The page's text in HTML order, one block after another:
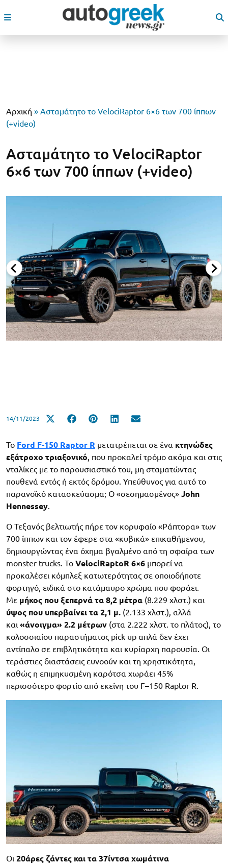
Αρχική » Ασταμάτητο το VelociRaptor 6×6 των 700 ίππων
(+video)
Ασταμάτητο το VelociRaptor
6×6 των 700 ίππων (+video)
14/11/2023
Το Ford F-150 Raptor R μετατρέπεται σε ένα κτηνώδες
εξάτροχο τριαξονικό, που προκαλεί τρόμο ακόμα και στις
νταλίκες με το παρουσιαστικό του, μη σταματώντας
πουθενά εντός ή εκτός δρόμου. Υπεύθυνος για αυτό το
παρανοϊκό κατασκεύασμα; Ο «σεσημασμένος» John
Hennessey.
O Τεξανός βελτιωτής πήρε τον κορυφαίο «Ράπτορα» των
700 ίππων και τον έφερε στα «κυβικά» επικαθήμενου,
δημιουργώντας ένα όχημα βγαλμένο από τη σφαίρα των
monster trucks. Το VelociRaptoR 6×6 μπορεί να
προκαλέσει κόμπλεξ κατωτερότητας σε οποιοδήποτε
φορτηγό, ειδικά στο κατάμαυρο χρώμα που φοράει.
Με μήκος που ξεπερνά τα 8,2 μέτρα (8.229 χλστ.) και
ύψος που υπερβαίνει τα 2,1 μ. (2.133 χλστ.), αλλά
και «άνοιγμα» 2.2 μέτρων (στα 2.222 χλστ. το πλάτος), το
κολοσσιαίου παραστήματος pick up απλά δεν έχει
αντίπαλο σε επιβλητικότητα και κυρίαρχη παρουσία. Οι
τεράστιες διαστάσεις ευνοούν και τη χρηστικότητα,
καθώς η επιμηκυσμένη καρότσα χωράει 45%
περισσότερο φορτίο από εκείνη του F–150 Raptor R.
Οι 20άρες ζάντες και τα 37ίντσα χωμάτινα